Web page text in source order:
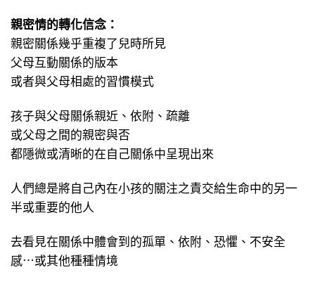
親密情的轉化信念：
親密關係幾乎重複了兒時所見
父母互動關係的版本
或者與父母相處的習慣模式
孩子與父母關係親近、依附、疏離
或父母之間的親密與否
都隱微或清晰的在自己關係中呈現出來
人們總是將自己內在小孩的關注之責交給生命中的另一
半或重要的他人
去看見在關係中體會到的孤單、依附、恐懼、不安全
感⋯或其他種種情境